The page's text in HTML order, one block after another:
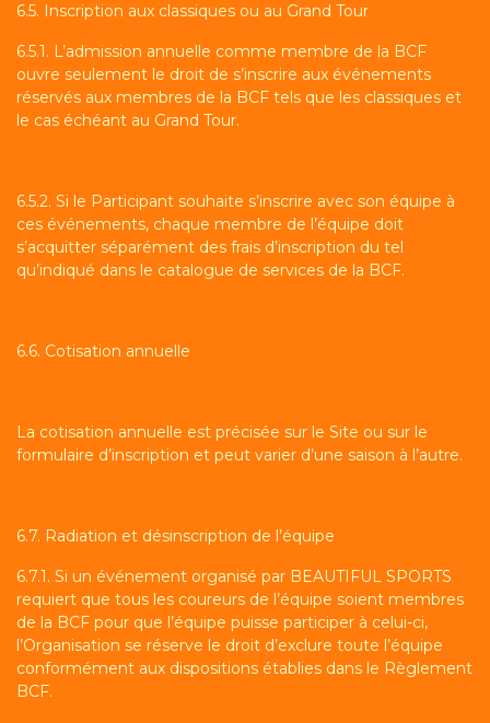
6.5. Inscription aux classiques ou au Grand Tour
6.5.1. L’admission annuelle comme membre de la BCF
ouvre seulement le droit de s’inscrire aux événements
réservés aux membres de la BCF tels que les classiques et
le cas échéant au Grand Tour.
6.5.2. Si le Participant souhaite s’inscrire avec son équipe à
ces événements, chaque membre de l’équipe doit
s’acquitter séparément des frais d’inscription du tel
qu’indiqué dans le catalogue de services de la BCF.
6.6. Cotisation annuelle
La cotisation annuelle est précisée sur le Site ou sur le
formulaire d’inscription et peut varier d’une saison à l’autre.
6.7. Radiation et désinscription de l’équipe
6.7.1. Si un événement organisé par BEAUTIFUL SPORTS
requiert que tous les coureurs de l’équipe soient membres
de la BCF pour que l’équipe puisse participer à celui-ci,
l’Organisation se réserve le droit d’exclure toute l’équipe
conformément aux dispositions établies dans le Règlement
BCF.